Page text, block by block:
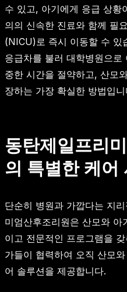
수 있고, 아기에게 응급 상황
의의 신속한 진료와 함께 필
(NICU)로 즉시 이동할 수 있
응급차를 불러 대학병원으
중한 시간을 절약하고, 산모
장하는 가장 확실한 방법입니
동탄제일프리
의 특별한 케어
단순히 병원과 가깝다는 지
미엄산후조리원은 산모와
이고 전문적인 프로그램을
가들이 협력하여 오직 산모
어 솔루션을 제공합니다.